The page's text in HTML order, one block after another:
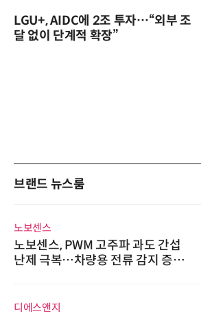
LGU+, AIDC에 2조 투자…“외부 조
달 없이 단계적 확장”
브랜드 뉴스룸
노보센스
노보센스, PWM 고주파 과도 간섭
난제 극복…차량용 전류 감지 증폭
디에스앤지